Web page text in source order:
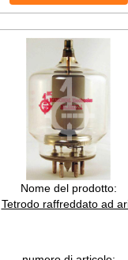
Nome del prodotto:
Tetrodo raffreddato ad